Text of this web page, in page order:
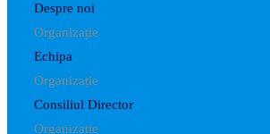
Despre noi
Organizație
Echipa
Organizație
Consiliul Director
Organizație